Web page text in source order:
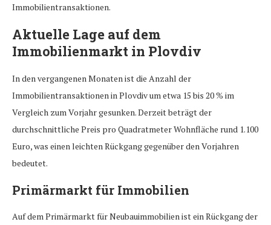
Immobilientransaktionen.
Aktuelle Lage auf dem
Immobilienmarkt in Plovdiv
In den vergangenen Monaten ist die Anzahl der
Immobilientransaktionen in Plovdiv um etwa 15 bis 20 % im
Vergleich zum Vorjahr gesunken. Derzeit beträgt der
durchschnittliche Preis pro Quadratmeter Wohnfläche rund 1.100
Euro, was einen leichten Rückgang gegenüber den Vorjahren
bedeutet.
Primärmarkt für Immobilien
Auf dem Primärmarkt für Neubauimmobilien ist ein Rückgang der